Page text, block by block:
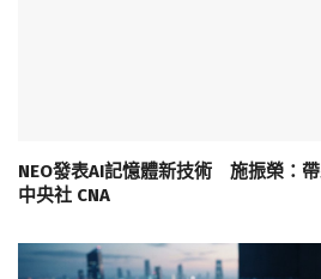
NEO發表AI記憶體新技術 施振榮：
中央社 CNA